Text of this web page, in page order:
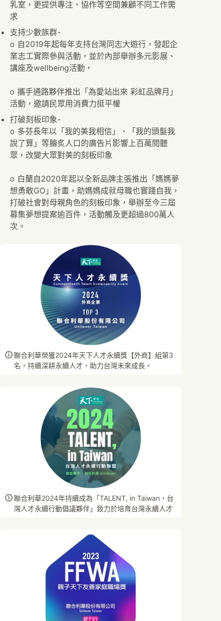
乳室，更提供專注、協作等空間兼顧不同工作需
求
支持少數族群-
o 自2019年起每年支持台灣同志大遊行，發起企
業志工實際參與活動，並於內部舉辦多元影展、
講座及wellbeing活動，
o 攜手通路夥伴推出「為愛站出來 彩虹品牌月」
活動，邀請民眾用消費力挺平權
打破刻板印象-
o 多芬長年以「我的美我相信」、「我的頭髮我
說了算」等膾炙人口的廣告片影響上百萬閱聽
眾，改變大眾對美的刻板印象
o 白蘭自2020年起以全新品牌主張推出「媽媽夢
想勇敢GO」計畫，助媽媽成就母職也實踐自我，
打破社會對母親角色的刻板印象，舉辦至今三屆
募集夢想提案逾百件，活動觸及更超過800萬人
次。
聯合利華榮獲2024年天下人才永續獎【外商】組第3
名，持續深耕永續人才，助力台灣未來成長。
聯合利華2024年持續成為「TALENT, in Taiwan，台
灣人才永續行動倡議夥伴」致力於培育台灣永續人才